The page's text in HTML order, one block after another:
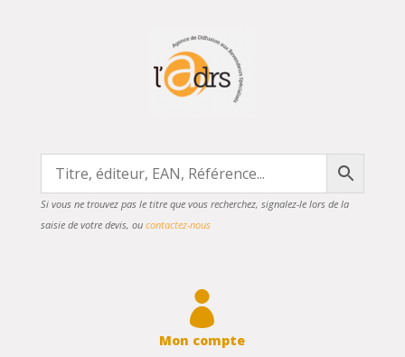
Si vous ne trouvez pas le titre que vous recherchez, signalez-le lors de la
saisie de votre devis, ou contactez-nous

Mon compte